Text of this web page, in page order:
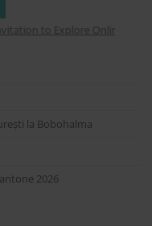
to Explore Online and
la Bobohalma
2026